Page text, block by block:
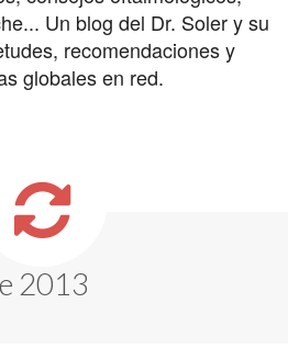
Un blog del Dr. Soler y su
recomendaciones y
globales en red.
2013